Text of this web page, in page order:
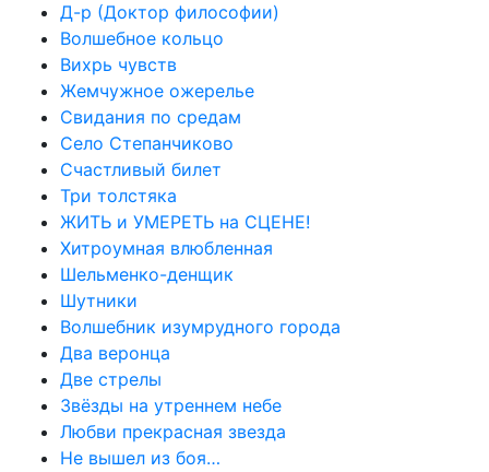
Д-р (Доктор философии)
Волшебное кольцо
Вихрь чувств
Жемчужное ожерелье
Свидания по средам
Село Степанчиково
Счастливый билет
Три толстяка
ЖИТЬ и УМЕРЕТЬ на СЦЕНЕ!
Хитроумная влюбленная
Шельменко-денщик
Шутники
Волшебник изумрудного города
Два веронца
Две стрелы
Звёзды на утреннем небе
Любви прекрасная звезда
Не вышел из боя…